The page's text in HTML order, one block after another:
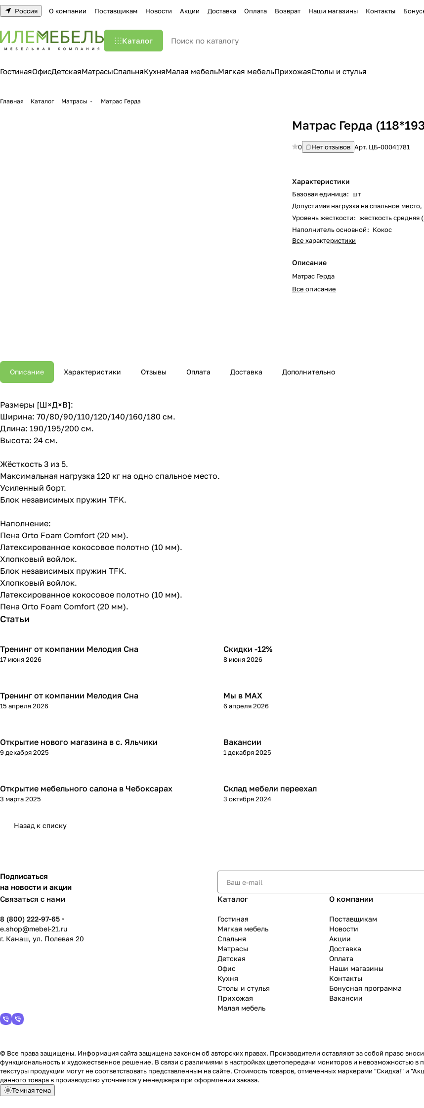
Россия О компании Поставщикам Новости Акции Доставка Оплата Возврат Наши магазины Контакты
Каталог
ГостинаяОфисДетскаяМатрасыСпальняКухняМалая мебельМягкая мебельПрихожаяСтолы и стулья
Главная Каталог Матрасы Матрас Герда
Матрас Герда
0 Нет отзывов Арт. ЦБ-00041781
Характеристики
Базовая единица: шт
Допустимая нагрузка на спальное место,
Уровень жесткости: жесткость средняя
Наполнитель основной: Кокос
Все характеристики
Описание
Матрас Герда
Все описание
Описание Характеристики Отзывы Оплата Доставка Дополнительно
Размеры [Ш×Д×В]:
Ширина: 70/80/90/110/120/140/160/180 см.
Длина: 190/195/200 см.
Высота: 24 см.
Жёсткость 3 из 5.
Максимальная нагрузка 120 кг на одно спальное место.
Усиленный борт.
Блок независимых пружин TFK.
Наполнение:
Пена Orto Foam Comfort (20 мм).
Латексированное кокосовое полотно (10 мм).
Хлопковый войлок.
Блок независимых пружин TFK.
Хлопковый войлок.
Латексированное кокосовое полотно (10 мм).
Пена Orto Foam Comfort (20 мм).
Статьи
Тренинг от компании Мелодия Сна
17 июня 2026
Скидки -12%
8 июня 2026
Тренинг от компании Мелодия Сна
15 апреля 2026
Мы в МАХ
6 апреля 2026
Открытие нового магазина в с. Яльчики
9 декабря 2025
Вакансии
1 декабря 2025
Открытие мебельного салона в Чебоксарах
3 марта 2025
Склад мебели переехал
3 октября 2024
Назад к списку
Подписаться
на новости и акции
Связаться с нами
8 (800) 222-97-65
e.shop@mebel-21.ru
г. Канаш, ул. Полевая 20
Каталог
Гостиная
Мягкая мебель
Спальня
Матрасы
Детская
Офис
Кухня
Столы и стулья
Прихожая
Малая мебель
О компании
Поставщикам
Новости
Акции
Доставка
Оплата
Наши магазины
Контакты
Бонусная программа
Вакансии
© Все права защищены. Информация сайта защищена законом об авторских правах. Производители оставляют за собой право
функциональность и художественное решение. В связи с различиями в настройках цветопередачи мониторов и невозможностью
текстуры продукции могут не соответствовать представленным на сайте. Стоимость товаров, отмеченных маркерами "Скидка!" и
данного товара в производство уточняется у менеджера при оформлении заказа.
Темная тема